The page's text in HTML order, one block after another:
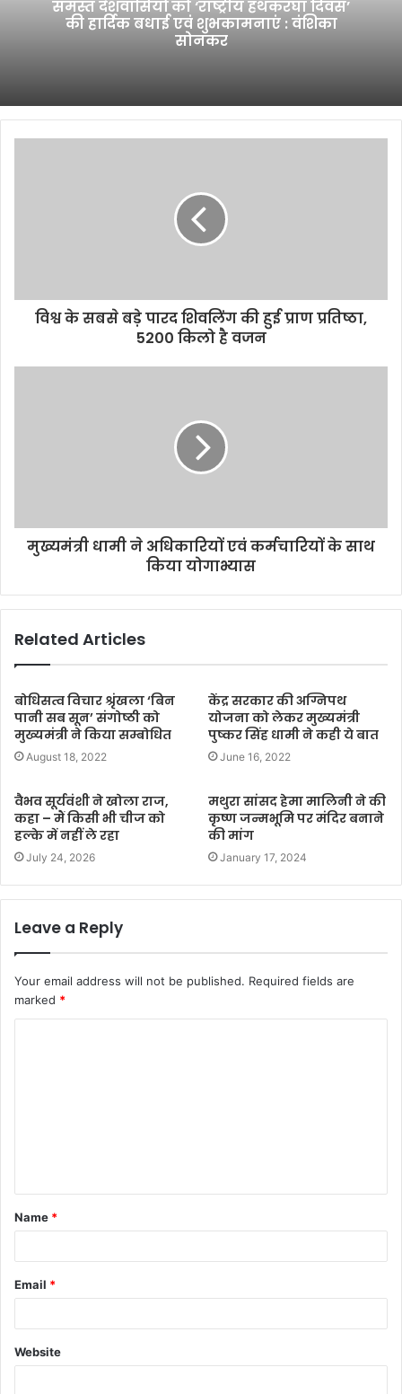
k
समस्त देशवासियों को ‘राष्ट्रीय हथकरघा दिवस’
की हार्दिक बधाई एवं शुभकामनाएं : वंशिका
सोनकर
विश्व के सबसे बड़े पारद शिवलिंग की हुई प्राण प्रतिष्ठा,
5200 किलो है वजन
मुख्यमंत्री धामी ने अधिकारियों एवं कर्मचारियों के साथ
किया योगाभ्यास
Related Articles
बोधिसत्व विचार श्रृंखला ‘बिन
पानी सब सून’ संगोष्ठी को
मुख्यमंत्री ने किया सम्बोधित
August 18, 2022
केंद्र सरकार की अग्निपथ
योजना को लेकर मुख्यमंत्री
पुष्कर सिंह धामी ने कही ये बात
June 16, 2022
वैभव सूर्यवंशी ने खोला राज,
कहा – मैं किसी भी चीज को
हल्के में नहीं ले रहा
July 24, 2026
मथुरा सांसद हेमा मालिनी ने की
कृष्ण जन्मभूमि पर मंदिर बनाने
की मांग
January 17, 2024
Leave a Reply
Your email address will not be published. Required fields are
marked *
t
*
Name *
Email *
Website